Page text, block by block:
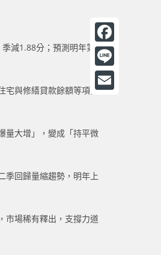
減1.88分；預測明年第一
宅與修繕貸款餘額等項目
量大增」，變成「持平微
季回歸量縮趨勢，明年上
市場稀有釋出，支撐力道
F
a
c
b
L
e
a
l